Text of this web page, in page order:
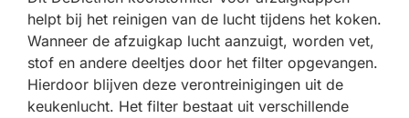
helpt bij het reinigen van de lucht tijdens het koken.
Wanneer de afzuigkap lucht aanzuigt, worden vet,
stof en andere deeltjes door het filter opgevangen.
Hierdoor blijven deze verontreinigingen uit de
keukenlucht. Het filter bestaat uit verschillende